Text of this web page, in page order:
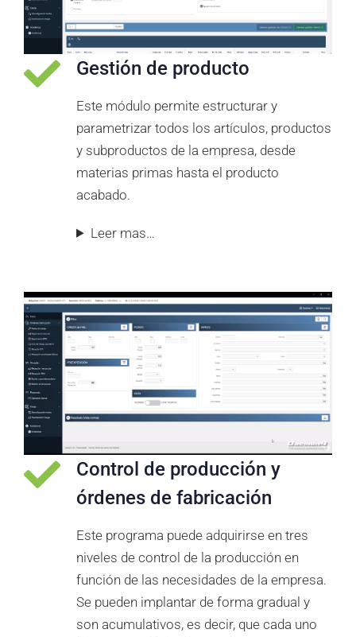
Gestión de producto
Este módulo permite estructurar y
parametrizar todos los artículos, productos
y subproductos de la empresa, desde
materias primas hasta el producto
acabado.
Leer mas…
Control de producción y
órdenes de fabricación
Este programa puede adquirirse en tres
niveles de control de la producción en
función de las necesidades de la empresa.
Se pueden implantar de forma gradual y
son acumulativos, es decir, que cada uno